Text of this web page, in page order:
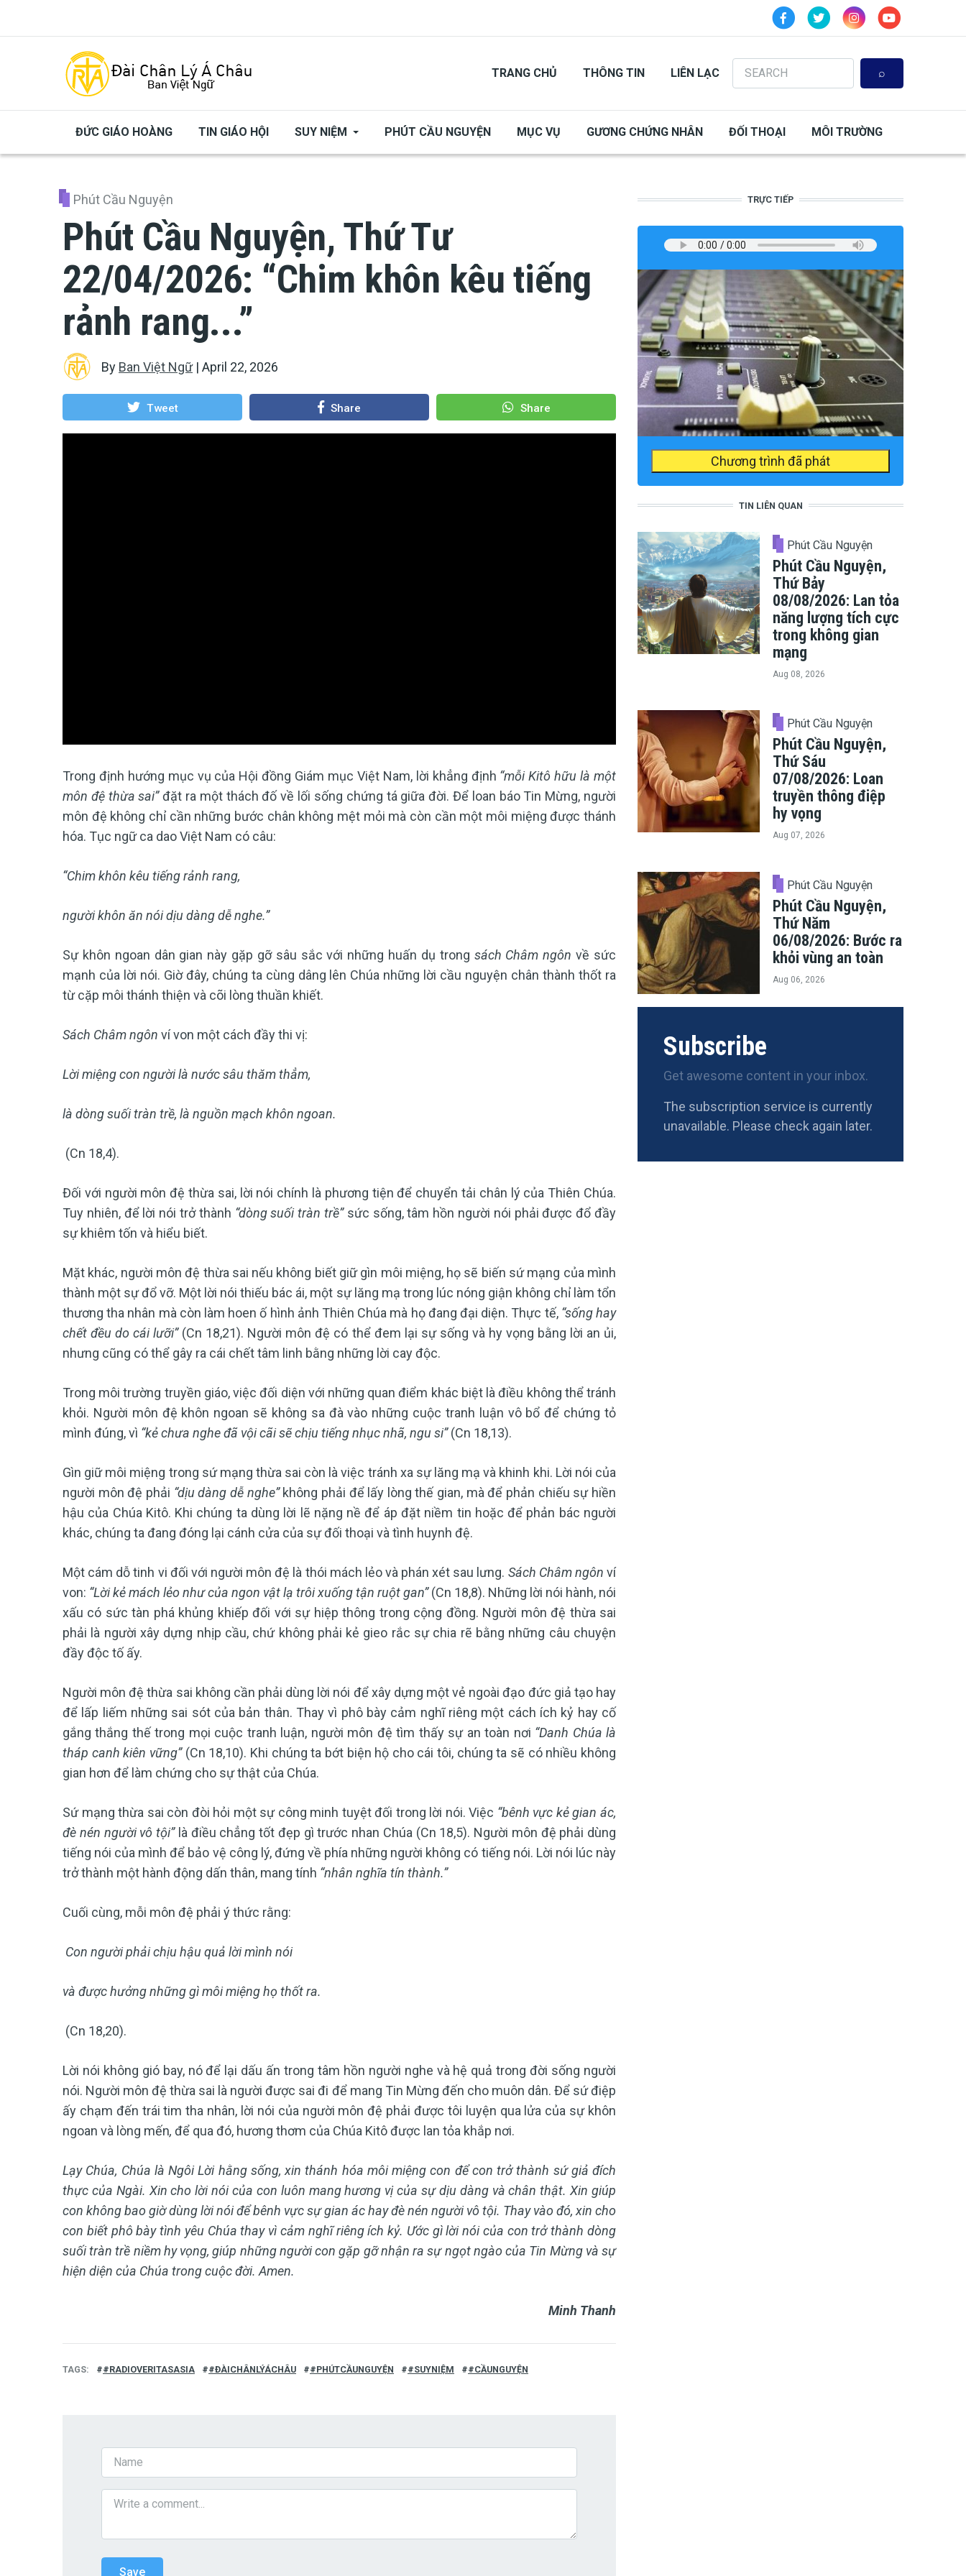
TRANG CHỦ THÔNG TIN LIÊN LẠC
Search
ĐỨC GIÁO HOÀNG TIN GIÁO HỘI SUY NIỆM PHÚT CẦU NGUYỆN MỤC VỤ GƯƠNG CHỨNG NHÂN ĐỐI THOẠI MÔI TRƯỜNG
Phút Cầu Nguyện
Phút Cầu Nguyện, Thứ Tư
22/04/2026: “Chim khôn kêu tiếng
rảnh rang...”
By Ban Việt Ngữ| April 22, 2026
Tweet Share Share
Trong định hướng mục vụ của Hội đồng Giám mục Việt Nam, lời khẳng định “mỗi Kitô hữu là một
môn đệ thừa sai”đặt ra một thách đố về lối sống chứng tá giữa đời. Để loan báo Tin Mừng, người
môn đệ không chỉ cần những bước chân không mệt mỏi mà còn cần một môi miệng được thánh
hóa. Tục ngữ ca dao Việt Nam có câu:
“Chim khôn kêu tiếng rảnh rang,
người khôn ăn nói dịu dàng dễ nghe.”
Sự khôn ngoan dân gian này gặp gỡ sâu sắc với những huấn dụ trong sách Châm ngôn về sức
mạnh của lời nói. Giờ đây, chúng ta cùng dâng lên Chúa những lời cầu nguyện chân thành thốt ra
từ cặp môi thánh thiện và cõi lòng thuần khiết.
Sách Châm ngôn ví von một cách đầy thi vị:
Lời miệng con người là nước sâu thăm thẳm,
là dòng suối tràn trề, là nguồn mạch khôn ngoan.
(Cn 18,4).
Đối với người môn đệ thừa sai, lời nói chính là phương tiện để chuyển tải chân lý của Thiên Chúa.
Tuy nhiên, để lời nói trở thành “dòng suối tràn trề”sức sống, tâm hồn người nói phải được đổ đầy
sự khiêm tốn và hiểu biết.
Mặt khác, người môn đệ thừa sai nếu không biết giữ gìn môi miệng, họ sẽ biến sứ mạng của mình
thành một sự đổ vỡ. Một lời nói thiếu bác ái, một sự lăng mạ trong lúc nóng giận không chỉ làm tổn
thương tha nhân mà còn làm hoen ố hình ảnh Thiên Chúa mà họ đang đại diện. Thực tế, “sống hay
chết đều do cái lưỡi”(Cn 18,21). Người môn đệ có thể đem lại sự sống và hy vọng bằng lời an ủi,
nhưng cũng có thể gây ra cái chết tâm linh bằng những lời cay độc.
Trong môi trường truyền giáo, việc đối diện với những quan điểm khác biệt là điều không thể tránh
khỏi. Người môn đệ khôn ngoan sẽ không sa đà vào những cuộc tranh luận vô bổ để chứng tỏ
mình đúng, vì “kẻ chưa nghe đã vội cãi sẽ chịu tiếng nhục nhã, ngu si”(Cn 18,13).
Gìn giữ môi miệng trong sứ mạng thừa sai còn là việc tránh xa sự lăng mạ và khinh khi. Lời nói của
người môn đệ phải “dịu dàng dễ nghe”không phải để lấy lòng thế gian, mà để phản chiếu sự hiền
hậu của Chúa Kitô. Khi chúng ta dùng lời lẽ nặng nề để áp đặt niềm tin hoặc để phản bác người
khác, chúng ta đang đóng lại cánh cửa của sự đối thoại và tình huynh đệ.
Một cám dỗ tinh vi đối với người môn đệ là thói mách lẻo và phán xét sau lưng. Sách Châm ngôn ví
von: “Lời kẻ mách lẻo như của ngon vật lạ trôi xuống tận ruột gan”(Cn 18,8). Những lời nói hành, nói
xấu có sức tàn phá khủng khiếp đối với sự hiệp thông trong cộng đồng. Người môn đệ thừa sai
phải là người xây dựng nhịp cầu, chứ không phải kẻ gieo rắc sự chia rẽ bằng những câu chuyện
đầy độc tố ấy.
Người môn đệ thừa sai không cần phải dùng lời nói để xây dựng một vẻ ngoài đạo đức giả tạo hay
để lấp liếm những sai sót của bản thân. Thay vì phô bày cảm nghĩ riêng một cách ích kỷ hay cố
gắng thắng thế trong mọi cuộc tranh luận, người môn đệ tìm thấy sự an toàn nơi “Danh Chúa là
tháp canh kiên vững”(Cn 18,10). Khi chúng ta bớt biện hộ cho cái tôi, chúng ta sẽ có nhiều không
gian hơn để làm chứng cho sự thật của Chúa.
Sứ mạng thừa sai còn đòi hỏi một sự công minh tuyệt đối trong lời nói. Việc “bênh vực kẻ gian ác,
đè nén người vô tội”là điều chẳng tốt đẹp gì trước nhan Chúa (Cn 18,5). Người môn đệ phải dùng
tiếng nói của mình để bảo vệ công lý, đứng về phía những người không có tiếng nói. Lời nói lúc này
trở thành một hành động dấn thân, mang tính “nhân nghĩa tín thành.”
Cuối cùng, mỗi môn đệ phải ý thức rằng:
Con người phải chịu hậu quả lời mình nói
và được hưởng những gì môi miệng họ thốt ra.
(Cn 18,20).
Lời nói không gió bay, nó để lại dấu ấn trong tâm hồn người nghe và hệ quả trong đời sống người
nói. Người môn đệ thừa sai là người được sai đi để mang Tin Mừng đến cho muôn dân. Để sứ điệp
ấy chạm đến trái tim tha nhân, lời nói của người môn đệ phải được tôi luyện qua lửa của sự khôn
ngoan và lòng mến, để qua đó, hương thơm của Chúa Kitô được lan tỏa khắp nơi.
Lạy Chúa, Chúa là Ngôi Lời hằng sống, xin thánh hóa môi miệng con để con trở thành sứ giả đích
thực của Ngài. Xin cho lời nói của con luôn mang hương vị của sự dịu dàng và chân thật. Xin giúp
con không bao giờ dùng lời nói để bênh vực sự gian ác hay đè nén người vô tội. Thay vào đó, xin cho
con biết phô bày tình yêu Chúa thay vì cảm nghĩ riêng ích kỷ. Ước gì lời nói của con trở thành dòng
suối tràn trề niềm hy vọng, giúp những người con gặp gỡ nhận ra sự ngọt ngào của Tin Mừng và sự
hiện diện của Chúa trong cuộc đời. Amen.
Minh Thanh
TAGS #RADIOVERITASASIA #ĐÀICHÂNLÝÁCHÂU #PHÚTCẦUNGUYỆN #SUYNIỆM #CẦUNGUYỆN
TRỰC TIẾP
Chương trình đã phát
TIN LIÊN QUAN
Phút Cầu Nguyện
Phút Cầu Nguyện,
Thứ Bảy
08/08/2026: Lan tỏa
năng lượng tích cực
trong không gian
mạng
Aug 08, 2026
Phút Cầu Nguyện
Phút Cầu Nguyện,
Thứ Sáu
07/08/2026: Loan
truyền thông điệp
hy vọng
Aug 07, 2026
Phút Cầu Nguyện
Phút Cầu Nguyện,
Thứ Năm
06/08/2026: Bước ra
khỏi vùng an toàn
Aug 06, 2026
Subscribe
Get awesome content in your inbox.
The subscription service is currently
unavailable. Please check again later.